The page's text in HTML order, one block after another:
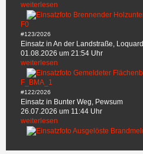
weiterlesen
F0
#123/2026
Einsatz in An der Landstraße, Loquard
01.08.2026 um 21:54 Uhr
weiterlesen
F_BMA_1
#122/2026
Einsatz in Bunter Weg, Pewsum
26.07.2026 um 11:44 Uhr
weiterlesen